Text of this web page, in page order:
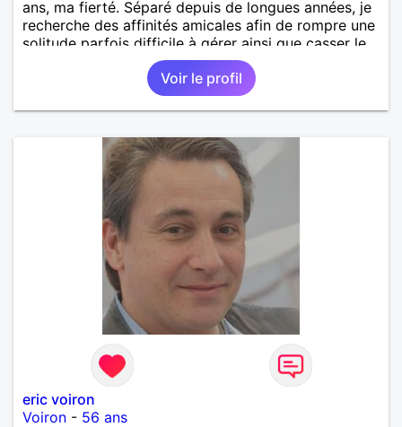
ans, ma fierté. Séparé depuis de longues années, je
recherche des affinités amicales afin de rompre une
solitude parfois difficile à gérer ainsi que casser le
vague à l’âme. L’amitié reste extrêmement
importante à mes yeux mais peut se décliner en des
sentiments plus puissants. « Le temps fera son
œuvre » disait Arthur Schopenhauer, philosophe
autant être trop locace. Je suis bourré de qualités
avec très peu de défauts. Je suis altruiste,
bienveillant, empathique, attentionné, honnête,
respectueux, doux de caractère et compréhensif : je
laisse « glisser » beaucoup de choses. Mais ne vous
m’éprenez pas Mesdames, si une personne que
j’aime me trahit une fois, il n’y aura pas de seconde
chance et je l’effacerai à « vitam eternam ».
Néanmoins, je suis un tout petit peu maniaque ainsi
qu’impatient. J’essaye de faire des efforts. Rien de
bien dramatique ! Du moins je le pense……Je suis un
homme facile à vivre. À vous si vous le souhaitez,
d’apprendre à me connaître davantage. J’en serai
ravi….A très bientôt je l’espère.
Voir le profil
eric voiron
Voiron - 56 ans